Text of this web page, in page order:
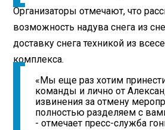
Организаторы отмечают, что
возможность надува снега из
доставку снега техникой из
комплекса.
«Мы еще раз хотим
команды и лично от
извинения за отмену
полностью разделяем с
- отмечает пресс-служба